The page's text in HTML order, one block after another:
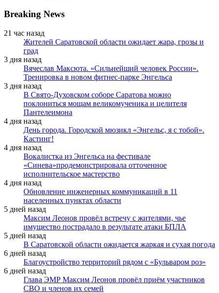
Breaking News
21 час назад
Жителей Саратовской области ожидает жара, грозы и
град
3 дня назад
Вячеслав Максюта. «Сильнейший человек России».
Тренировка в новом фитнес-парке Энгельса
3 дня назад
В Свято-Духовском соборе Саратова можно
поклониться мощам великомученика и целителя
Пантелеимона
4 дня назад
День города. Городской мюзикл «Энгельс, я с тобой».
Кастинг!
4 дня назад
Вокалистка из Энгельса на фестивале
«Синева»продемонстрировала отточенное
исполнительское мастерство
4 дня назад
Обновление инженерных коммуникаций в 11
населенных пунктах области
5 дней назад
Максим Леонов провёл встречу с жителями, чье
имущество пострадало в результате атаки БПЛА
5 дней назад
В Саратовской области ожидается жаркая и сухая погода
6 дней назад
Благоустройство территорий рядом с «Бульваром роз»
6 дней назад
Глава ЭМР Максим Леонов провёл приём участников
СВО и членов их семей